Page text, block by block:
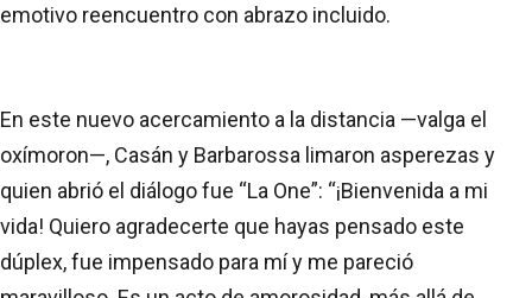
emotivo reencuentro con abrazo incluido.
En este nuevo acercamiento a la distancia —valga el
oxímoron—, Casán y Barbarossa limaron asperezas y
quien abrió el diálogo fue “La One”: “¡Bienvenida a mi
vida! Quiero agradecerte que hayas pensado este
dúplex, fue impensado para mí y me pareció